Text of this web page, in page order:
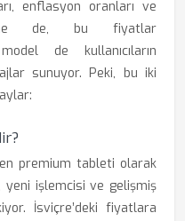
enflasyon oranları ve
de, bu fiyatlar
de kullanıcıların
sunuyor. Peki, bu iki
en premium tableti olarak
işlemcisi ve gelişmiş
İsviçre’deki fiyatlara